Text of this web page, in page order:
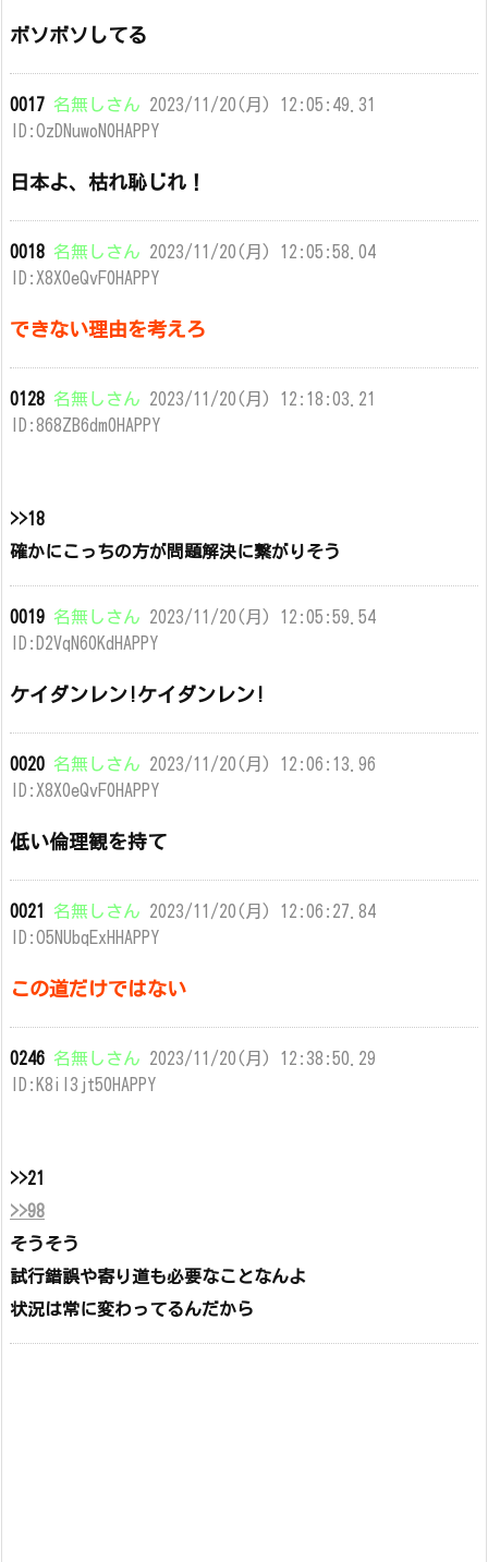
ボソボソしてる
0017 名無しさん 2023/11/20(月) 12:05:49.31
ID:OzDNuwoN0HAPPY
日本よ、枯れ恥じれ！
0018 名無しさん 2023/11/20(月) 12:05:58.04
ID:X8X0eQvF0HAPPY
できない理由を考えろ
0128 名無しさん 2023/11/20(月) 12:18:03.21
ID:868ZB6dm0HAPPY
>>18
確かにこっちの方が問題解決に繋がりそう
0019 名無しさん 2023/11/20(月) 12:05:59.54
ID:D2VqN60KdHAPPY
ケイダンレン!ケイダンレン!
0020 名無しさん 2023/11/20(月) 12:06:13.96
ID:X8X0eQvF0HAPPY
低い倫理観を持て
0021 名無しさん 2023/11/20(月) 12:06:27.84
ID:O5NUbqExHHAPPY
この道だけではない
0246 名無しさん 2023/11/20(月) 12:38:50.29
ID:K8il3jt50HAPPY
>>21
>>98
そうそう
試行錯誤や寄り道も必要なことなんよ
状況は常に変わってるんだから